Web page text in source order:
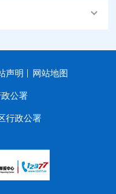
声明 网站地图
公署
行政公署